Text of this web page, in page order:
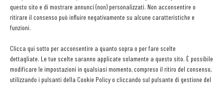
questo sito e di mostrare annunci (non) personalizzati. Non acconsentire o
ritirare il consenso può influire negativamente su alcune caratteristiche e
funzioni.
Clicca qui sotto per acconsentire a quanto sopra o per fare scelte
dettagliate. Le tue scelte saranno applicate solamente a questo sito. È possibile
modificare le impostazioni in qualsiasi momento, compreso il ritiro del consenso,
utilizzando i pulsanti della Cookie Policy o cliccando sul pulsante di gestione del
LEGGI ANCHE
Si fa presto a dire mozzarella: la sfida dello chef